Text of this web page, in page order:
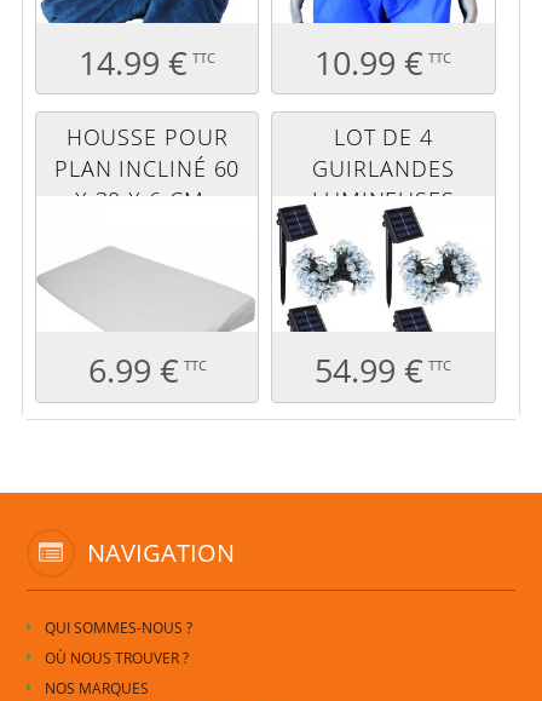
14.99 € TTC 10.99 € TTC
HOUSSE POUR
PLAN INCLINÉ 60
X 30 X 6 CM -
6.99 € TTC
LOT DE 4
GUIRLANDES
LUMINEUSES
SOLAIRES LED - Ø
2.2 CM - 17 M -
BLANC FROID
54.99 € TTC
NAVIGATION
QUI SOMMES-NOUS ?
OÙ NOUS TROUVER ?
NOS MARQUES